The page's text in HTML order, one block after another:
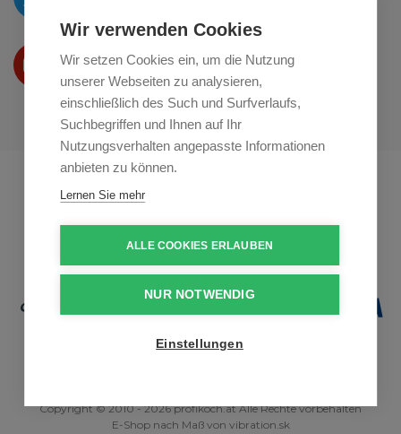
Wir verwenden Cookies
Wir setzen Cookies ein, um die Nutzung
unserer Webseiten zu analysieren,
einschließlich des Such und Surfverlaufs,
Suchbegriffen und Ihnen auf Ihr
Nutzungsverhalten angepasste Informationen
anbieten zu können.
Lernen Sie mehr
ALLE COOKIES ERLAUBEN
NUR NOTWENDIG
Einstellungen
Wir präsentieren Ihre produkte
Youtube
Profikuchar.sk
Copyright © 2010 - 2026 profikoch.at Alle Rechte vorbehalten
E-Shop nach Maßvon vibration.sk